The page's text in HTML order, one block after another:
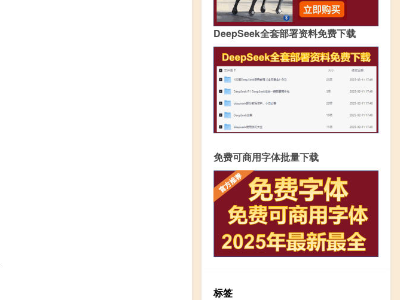
DeepSeek全套部署资料免费下载
免费可商用字体批量下载
标签